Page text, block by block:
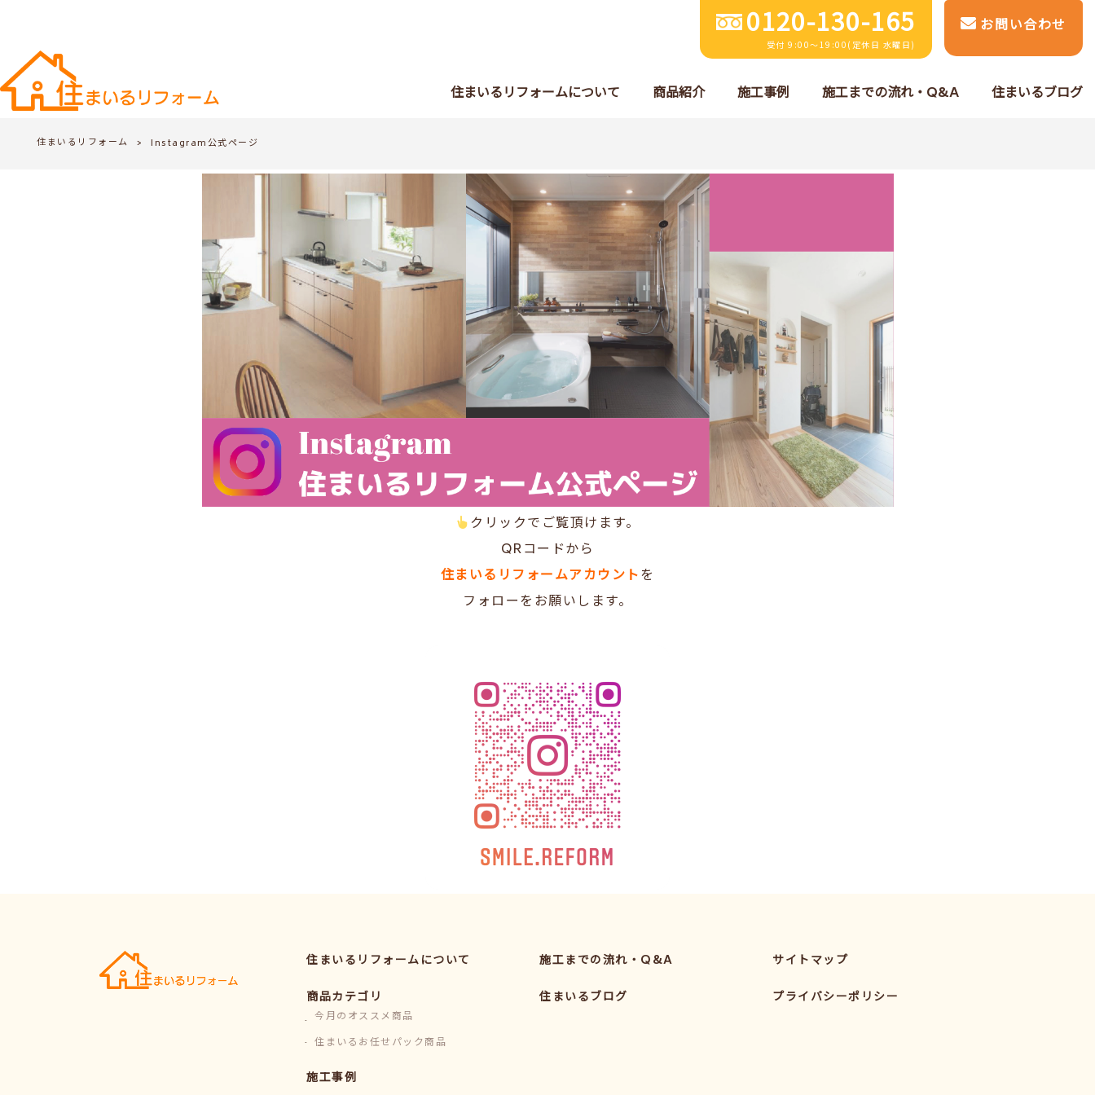
0120-130-165
受付 9:00～19:00(定休日 水曜日)
お問い合わせ
住まいるリフォームについて 商品紹介 施工事例 施工までの流れ・Q&A 住まいるブログ
住まいるリフォーム > Instagram公式ページ
クリックでご覧頂けます。
QRコードから
住まいるリフォームアカウントを
フォローをお願いします。
住まいるリフォームについて
商品カテゴリ
今月のオススメ商品
住まいるお任せパック商品
施工事例
施工までの流れ・Q&A
住まいるブログ
サイトマップ
プライバシーポリシー